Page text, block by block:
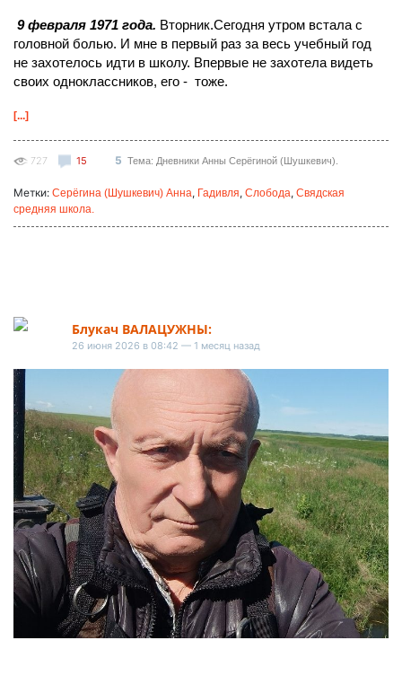
9 февраля 1971 года. Вторник.Сегодня утром встала с
головной болью. И мне в первый раз за весь учебный год
не захотелось идти в школу. Впервые не захотела видеть
своих одноклассников, его - тоже.
[...]
727 15 5 Тема: Дневники Анны Серёгиной (Шушкевич).
Метки: Серёгина (Шушкевич) Анна, Гадивля, Слобода, Свядская
средняя школа.
Блукач ВАЛАЦУЖНЫ:
26 июня 2026 в 08:42 — 1 месяц назад